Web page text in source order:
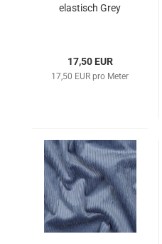
elastisch Grey
17,50 EUR
17,50 EUR pro Meter